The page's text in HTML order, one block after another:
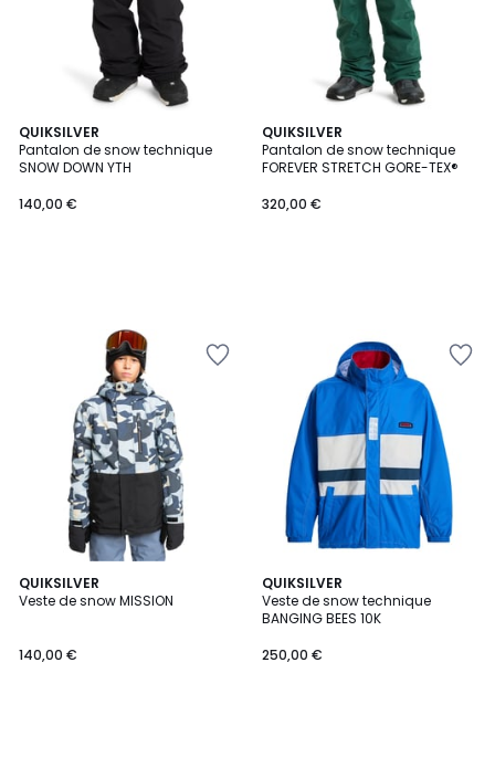
QUIKSILVER
Pantalon de snow technique
SNOW DOWN YTH
140,00 €
QUIKSILVER
Pantalon de snow technique
FOREVER STRETCH GORE-TEX®
320,00 €
QUIKSILVER
Veste de snow MISSION
140,00 €
QUIKSILVER
Veste de snow technique
BANGING BEES 10K
250,00 €